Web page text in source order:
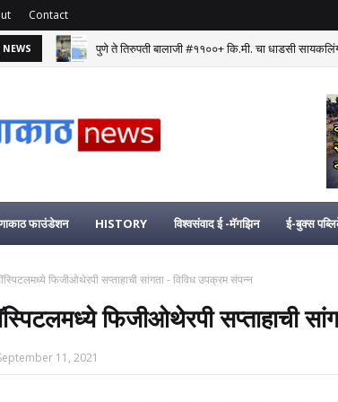
Contact
NEWS पुणे ते तिरुपती बालाजी #११००+ कि.मी. चा धाडसी
फाउंडेशन HISTORY विश्वसंवाद ई -मॅगझिन ई-बुक्स
फिजीओथेरपी सप्ताहाची सांगता - विविध उपक्रम संपन्न
फिजीओथेरपी सप्ताहाची
11, 2021